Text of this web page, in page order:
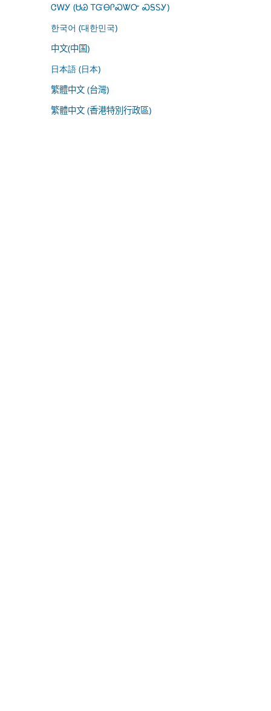
ᏣᎳᎩ (ᏌᏊ ᎢᏳᎾᎵᏍᏔᏅ ᏍᎦᏚᎩ)
한국어 (대한민국)
中文(中国)
日本語 (日本)
繁體中文 (台灣)
繁體中文 (香港特別行政區)